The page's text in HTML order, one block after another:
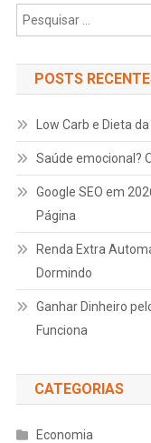
POSTS
Low Carb e Dieta
Saúde emocional?
Google SEO em
Página
Renda Extra
Dormindo
Ganhar Dinheiro
Funciona
CATEGORIAS
Economia